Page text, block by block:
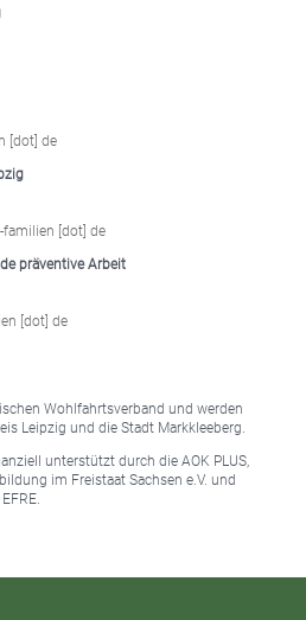
[dot] de
[dot] de
präventive Arbeit
[dot] de
Wohlfahrtsverband und werden
Leipzig und die Stadt Markkleeberg.
unterstützt durch die AOK PLUS,
im Freistaat Sachsen e.V. und